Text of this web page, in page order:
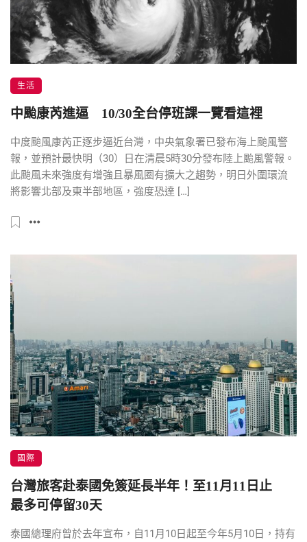
生活
中颱康芮進逼 10/30全台停班課一覽看這裡
中度颱風康芮正逐步逼近台灣，中央氣象署已發布海上颱風警
報，並預計最快明（30）日在清晨5時30分發布陸上颱風警報。
此颱風未來強度有增強且暴風圈有擴大之趨勢，明日外圍環流
將影響北部及東半部地區，強度恐達 […]
國際
台灣旅客赴泰國免簽延長半年！至11月11日止
最多可停留30天
泰國總理府曾於去年宣布，自11月10日起至今年5月10日，持有